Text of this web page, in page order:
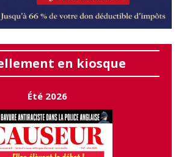
en kiosque
Été 2026